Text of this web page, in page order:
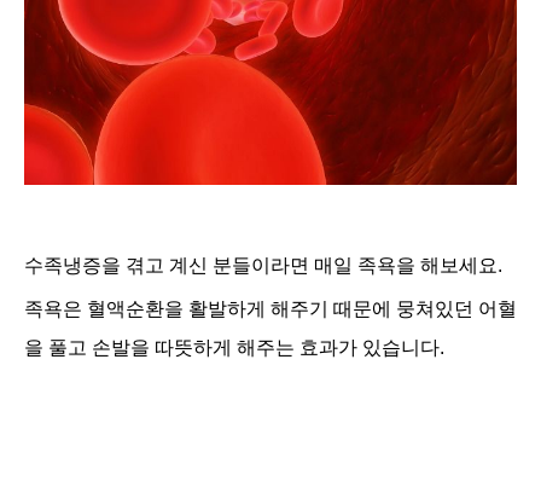
수족냉증을 겪고 계신 분들이라면 매일 족욕을 해보세요.
족욕은 혈액순환을 활발하게 해주기 때문에 뭉쳐있던 어혈
을 풀고 손발을 따뜻하게 해주는 효과가 있습니다.